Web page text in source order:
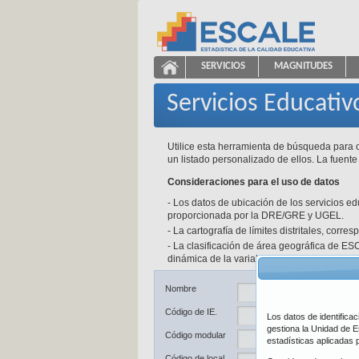
ESCALE - Unidad de
Servicios Educativos
NAVEGACIÓN
SERVICIOS MAGNITUDES
Servicios
Utilice esta herramienta de búsqueda
un listado personalizado de ellos. La
Consideraciones para el uso de datos
- Los datos de ubicación de los servicios
proporcionada por la DRE/GRE y UGEL.
- La cartografía de límites distritales,
- La clasificación de área geográfica de
dinámica de la variable y a las fuentes de
Nombre
Código de IE.
Código modular
Los datos de
gestiona la Unidad de
estadísticas aplicadas